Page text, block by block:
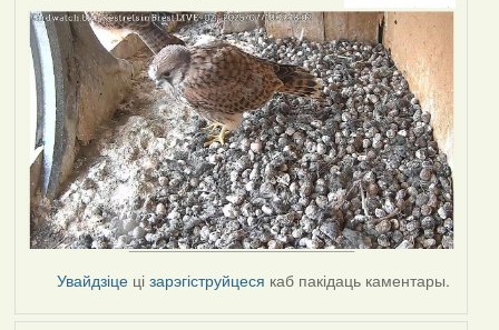
Увайдзіце цізарэгіструйцеся каб пакідаць каментары.